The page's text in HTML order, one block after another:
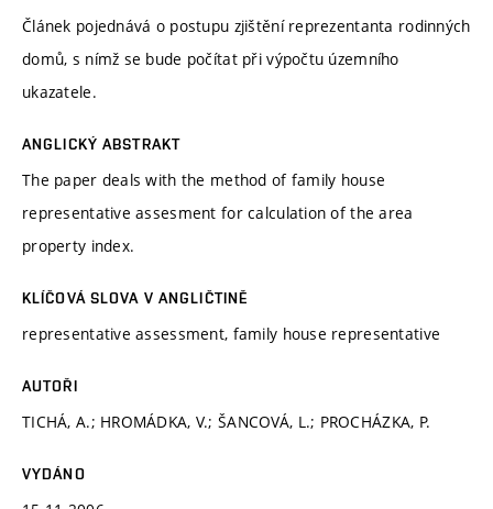
Článek pojednává o postupu zjištění reprezentanta rodinných
domů, s nímž se bude počítat při výpočtu územního
ukazatele.
ANGLICKÝ ABSTRAKT
The paper deals with the method of family house
representative assesment for calculation of the area
property index.
KLÍČOVÁ SLOVA V ANGLIČTINĚ
representative assessment, family house representative
AUTOŘI
TICHÁ, A.; HROMÁDKA, V.; ŠANCOVÁ, L.; PROCHÁZKA, P.
VYDÁNO